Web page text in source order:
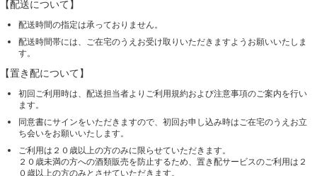
【配送について】
配送時間の指定は承っておりません。
配送時間帯には、ご在宅のうえお受け取りいただきますようお願いいたしま
す。
【置き配について】
初回ご利用時は、配送担当者よりご利用規約および注意事項のご案内を行い
ます。
同意書にサインをいただきますので、初回お申し込み時はご在宅のうえお立
ち会いをお願いいたします。
ご利用は２０歳以上の方のみに限らせていただきます。
２０歳未満の方への酒類販売を防止するため、置き配サービスのご利用は２
０歳以上の方のみとさせていただきます。